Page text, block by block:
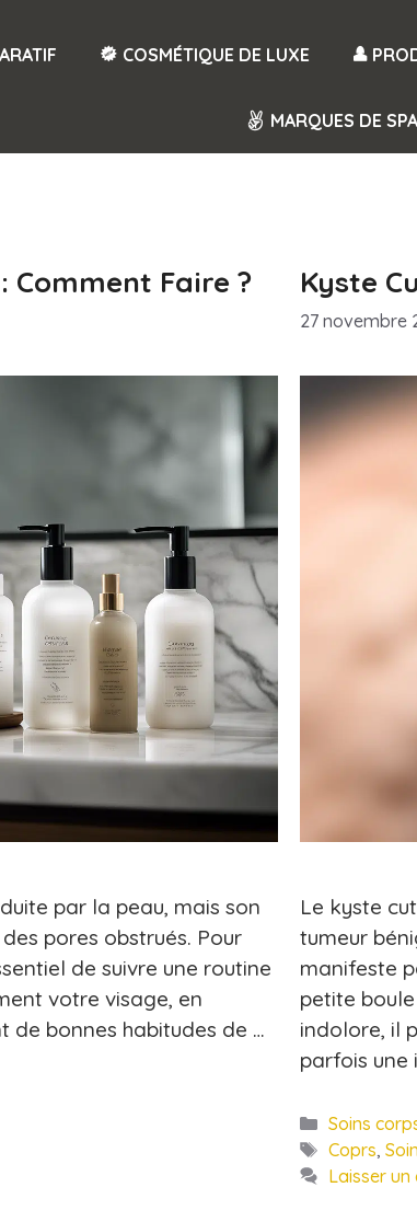
COSMÉTIQUE DE LUXE
MARQUES DE SPA
Comment Faire ?
par la peau, mais son
pores obstrués. Pour
de suivre une routine
votre visage, en
de bonnes habitudes de …
Kyste
27 novembre
Le kyste
tumeur
manifeste
petite
indolore, il
parfois une
Catégories
Soins
Étiquettes
Coprs,
Laisser